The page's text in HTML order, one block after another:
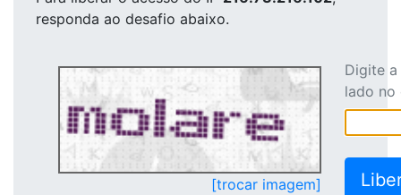
responda ao desafio abaixo.
[trocar imagem]
Digite
lado no